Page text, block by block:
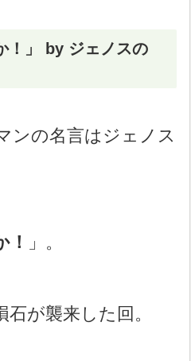
！」 by ジェノスの
ンの名言はジェノス
！ 」。
が襲来した回。